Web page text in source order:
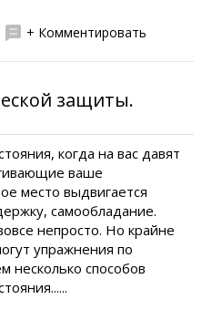
+ Комментировать
защиты.
когда на вас давят
ваше
место выдвигается
самообладание.
непросто. Но крайне
упражнения по
несколько способов